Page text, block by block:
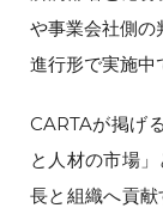
や事業会社側の
進行形で実施中
CARTAが掲げ
と人材の市場
長と組織へ貢